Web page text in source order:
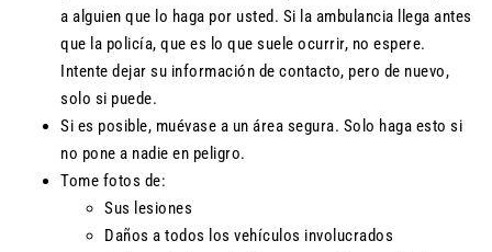
a alguien que lo haga por usted. Si la ambulancia llega antes
que la policía, que es lo que suele ocurrir, no espere.
Intente dejar su información de contacto, pero de nuevo,
solo si puede.
Si es posible, muévase a un área segura. Solo haga esto si
no pone a nadie en peligro.
Tome fotos de:
Sus lesiones
Daños a todos los vehículos involucrados